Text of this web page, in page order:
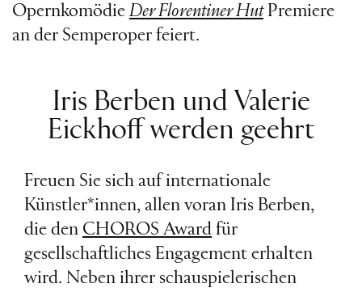
Opernkomödie Der Florentiner HutPremiere
an der Semperoper feiert.
Iris Berben und Valerie
Eickhoff werden geehrt
Freuen Sie sich auf internationale
Künstler*innen, allen voran Iris Berben,
die den CHOROS Award für
gesellschaftliches Engagement erhalten
wird. Neben ihrer schauspielerischen